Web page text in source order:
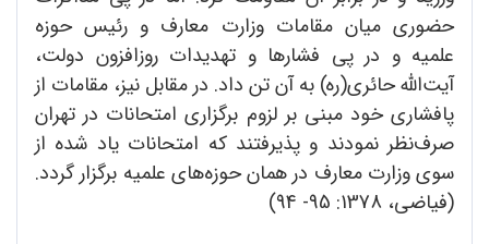
حضوری میان مقامات وزارت معارف و رئیس حوزه
علمیه و در پی فشار‌ها و تهدیدات روزافزون دولت،
آیت‌الله حائری‌(ره) به آن تن داد. در مقابل نیز، مقامات از
پافشاری خود مبنی بر لزوم برگزاری امتحانات در تهران
صرف‌نظر نمودند و پذیرفتند که امتحانات یاد شده از
سوی وزارت معارف در همان حوزه‌های علمیه برگزار گردد.
(فیاضی، 1378: 95- 94)